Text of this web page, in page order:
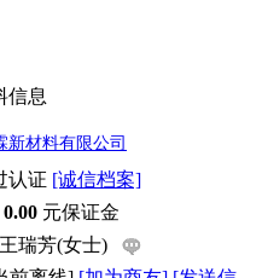
信息
新材料有限公司
认证 [诚信档案]
0.00 元保证金
王瑞芳(女士)